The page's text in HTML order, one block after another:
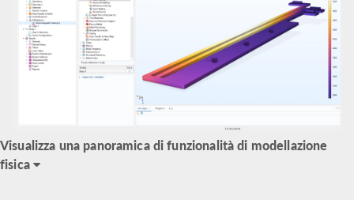
Visualizza una panoramica di funzionalità di modellazione
fisica